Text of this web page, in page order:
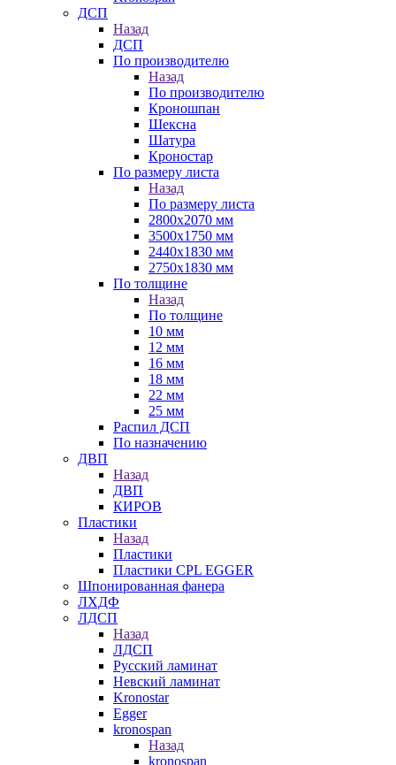
ДСП
Назад
ДСП
По производителю
Назад
По производителю
Кроношпан
Шексна
Шатура
Кроностар
По размеру листа
Назад
По размеру листа
2800х2070 мм
3500х1750 мм
2440х1830 мм
2750х1830 мм
По толщине
Назад
По толщине
10 мм
12 мм
16 мм
18 мм
22 мм
25 мм
Распил ДСП
По назначению
ДВП
Назад
ДВП
КИРОВ
Пластики
Назад
Пластики
Пластики CPL EGGER
Шпонированная фанера
ЛХДФ
ЛДСП
Назад
ЛДСП
Русский ламинат
Невский ламинат
Kronostar
Egger
kronospan
Назад
kronospan